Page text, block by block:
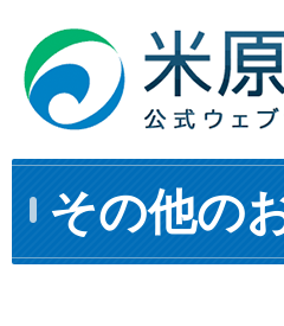
その他の